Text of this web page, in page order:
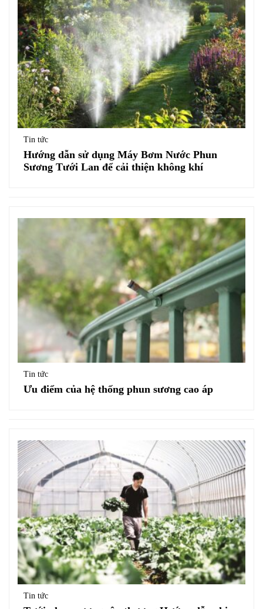
Tin tức
Hướng dẫn sử dụng Máy Bơm Nước Phun
Sương Tưới Lan để cải thiện không khí
Tin tức
Ưu điểm của hệ thống phun sương cao áp
Tin tức